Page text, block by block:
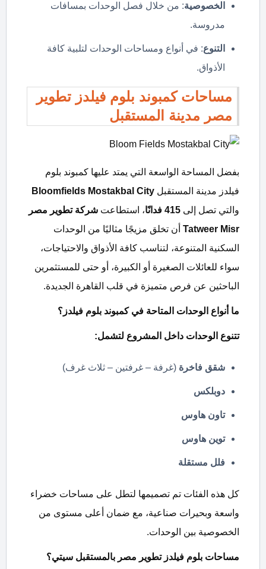
الخصوصية: من خلال فصل الوحدات بمسافات
مدروسة.
التنوع: في أنواع ومساحات الوحدات لتلبية كافة
الأذواق.
مساحات كمبوند بلوم فيلدز تطوير
مصر مدينة المستقبل
بفضل المساحة الواسعة التي يمتد عليها كمبوند بلوم
فيلدز مدينة المستقبل
Bloomfields Mostakbal City
والتي تصل إلى 415 فدانًا، استطاعت شركة تطوير مصر
Tatweer Misr أن تخلق مزيجًا مثاليًا من الوحدات
السكنية المتنوعة، لتناسب كافة الأذواق والاحتياجات،
سواء للعائلات الصغيرة أو الكبيرة، أو حتى للمستثمرين
الباحثين عن فرص متميزة في قلب القاهرة الجديدة.
ما أنواع الوحدات المتاحة في كمبوند بلوم فيلدز؟
تتنوع الوحدات داخل المشروع لتشمل:
شقق فاخرة (غرفة – غرفتين – ثلاث غرف)
دوبلكس
تاون هاوس
توين هاوس
فلل مستقلة
كل هذه الفئات تم تصميمها لتطل على مساحات خضراء
واسعة وبحيرات صناعية، مع ضمان أعلى مستوى من
الخصوصية بين الوحدات.
مساحات بلوم فيلدز تطوير مصر بالمستقبل سيتي؟